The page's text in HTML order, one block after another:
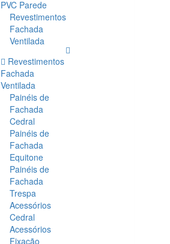
PVC Parede
Revestimentos
Fachada
Ventilada
Revestimentos
Fachada
Ventilada
Painéis de
Fachada
Cedral
Painéis de
Fachada
Equitone
Painéis de
Fachada
Trespa
Acessórios
Cedral
Acessórios
Fixação